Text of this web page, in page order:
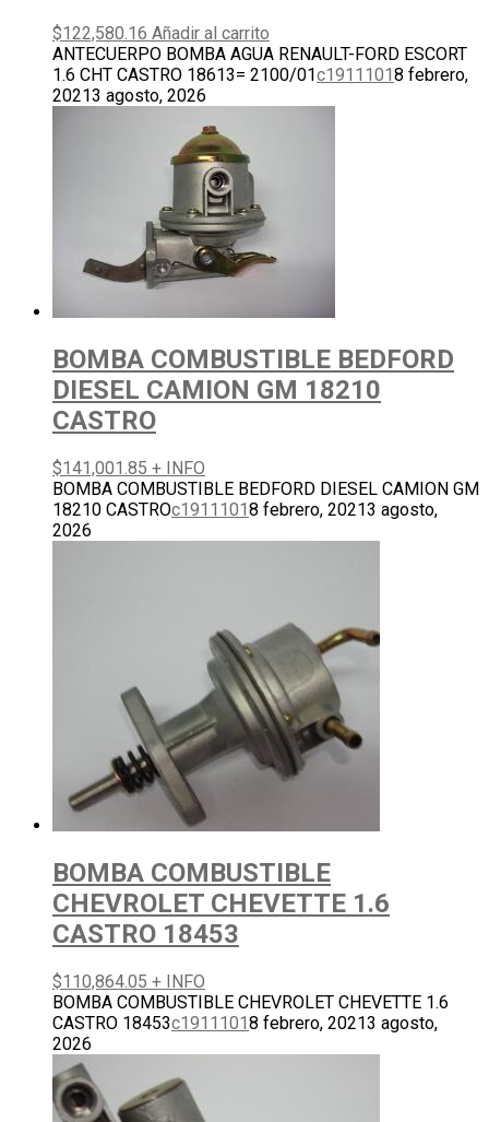
$122,580.16 Añadir al carrito
ANTECUERPO BOMBA AGUA RENAULT-FORD ESCORT
1.6 CHT CASTRO 18613= 2100/01c19111018 febrero,
20213 agosto, 2026
BOMBA COMBUSTIBLE BEDFORD
DIESEL CAMION GM 18210
CASTRO
$141,001.85 + INFO
BOMBA COMBUSTIBLE BEDFORD DIESEL CAMION GM
18210 CASTROc19111018 febrero, 20213 agosto,
2026
BOMBA COMBUSTIBLE
CHEVROLET CHEVETTE 1.6
CASTRO 18453
$110,864.05 + INFO
BOMBA COMBUSTIBLE CHEVROLET CHEVETTE 1.6
CASTRO 18453c19111018 febrero, 20213 agosto,
2026